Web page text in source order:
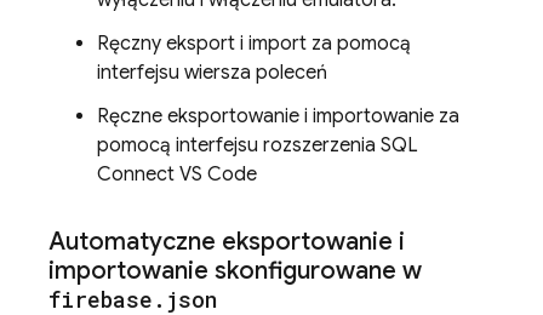
Ręczny eksport i import za pomocą
interfejsu wiersza poleceń
Ręczne eksportowanie i importowanie za
pomocą interfejsu rozszerzenia SQL
Connect VS Code
Automatyczne eksportowanie i
importowanie skonfigurowane w
firebase . json